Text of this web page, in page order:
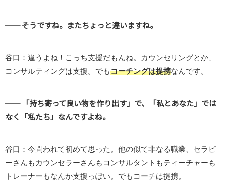
── そうですね。またちょっと違いますね。
谷口：違うよね！こっち支援だもんね。カウンセリングとか、
コンサルティングは支援。でもコーチングは提携なんです。
── 「持ち寄って良い物を作り出す」で、「私とあなた」では
なく「私たち」なんですよね。
谷口：今問われて初めて思った。他の似て非なる職業、セラピ
ーさんもカウンセラーさんもコンサルタントもティーチャーも
トレーナーもなんか支援っぽい。でもコーチは提携。